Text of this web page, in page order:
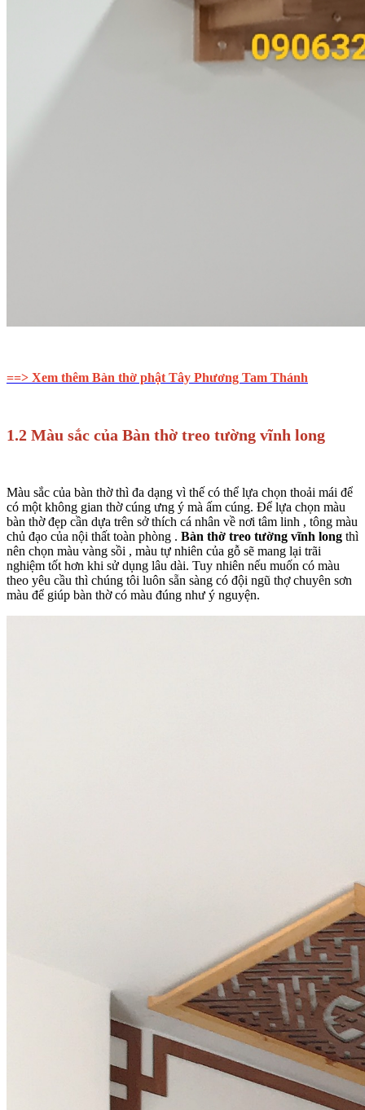
==> Xem thêm Bàn thờ phật Tây Phương Tam Thánh
1.2 Màu sắc của Bàn thờ treo tường vĩnh long
Màu sắc của bàn thờ thì đa dạng vì thế có thể lựa chọn thoải mái để
có một không gian thờ cúng ưng ý mà ấm cúng. Để lựa chọn màu
bàn thờ đẹp cần dựa trên sở thích cá nhân về nơi tâm linh , tông màu
chủ đạo của nội thất toàn phòng . Bàn thờ treo tường vĩnh long thì
nên chọn màu vàng sồi , màu tự nhiên của gỗ sẽ mang lại trãi
nghiệm tốt hơn khi sử dụng lâu dài. Tuy nhiên nếu muốn có màu
theo yêu cầu thì chúng tôi luôn sẵn sàng có đội ngũ thợ chuyên sơn
màu để giúp bàn thờ có màu đúng như ý nguyện.